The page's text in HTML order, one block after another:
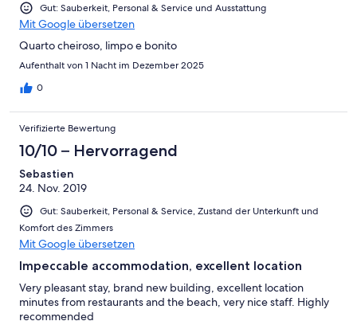
Gut: Sauberkeit, Personal & Service und Ausstattung
Mit Google übersetzen
Quarto cheiroso, limpo e bonito
Aufenthalt von 1 Nacht im Dezember 2025
0
Verifizierte Bewertung
10/10 – Hervorragend
Sebastien
24. Nov. 2019
Gut: Sauberkeit, Personal & Service, Zustand der Unterkunft und
Komfort des Zimmers
Mit Google übersetzen
Impeccable accommodation, excellent location
Very pleasant stay, brand new building, excellent location
minutes from restaurants and the beach, very nice staff. Highly
recommended